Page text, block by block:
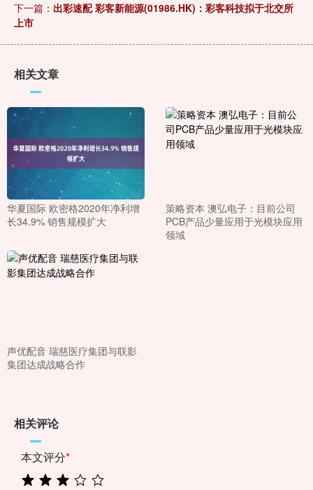
下一篇： 出彩速配 彩客新能源(01986.HK)：彩客科技拟于北交所
上市
相关文章
华夏国际 欧密格2020年净利增
长34.9% 销售规模扩大
策略资本 澳弘电子：目前公司
PCB产品少量应用于光模块应用
领域
声优配音 瑞慈医疗集团与联影
集团达成战略合作
相关评论
本文评分*